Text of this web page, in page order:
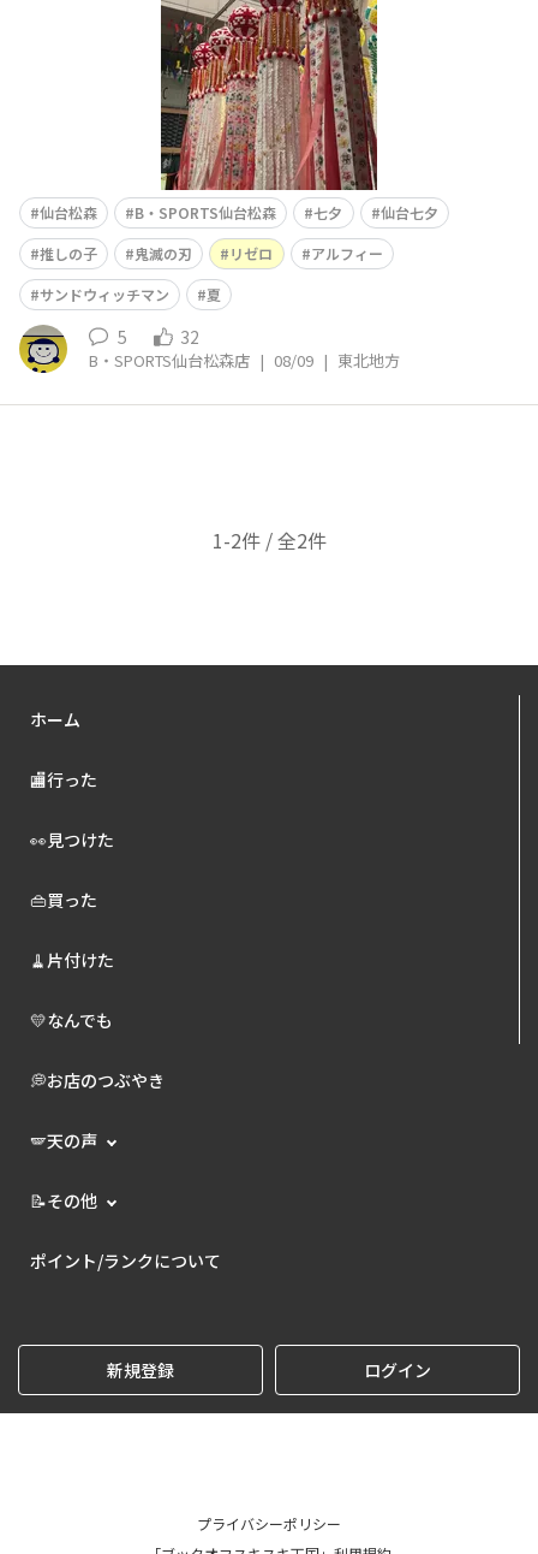
仙台松森 B・SPORTS仙台松森 七夕
仙台七夕
推しの子
鬼滅の刃 リゼロ
アルフィー
サンドウィッチマン
夏
5 32
B・SPORTS仙台松森店 | 08/09 | 東北地方
1-2件 / 全2件
ホーム
🏬行った
👀見つけた
👜買った
🧹片付けた
💛なんでも
💭お店のつぶやき
🪽天の声
📝その他
ポイント/ランクについて
新規登録 ログイン
プライバシーポリシー